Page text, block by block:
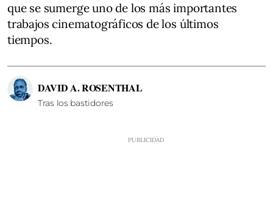
que se sumerge uno de los más importantes
trabajos cinematográficos de los últimos
tiempos.
DAVID A. ROSENTHAL
Tras los bastidores